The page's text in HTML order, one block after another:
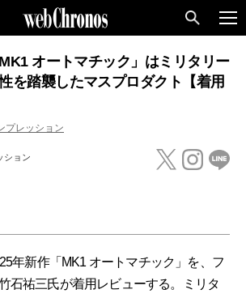
オートマチック」はミリタリー
を踏襲したマスプロダクト【着用
プレッション
ション
年新作「MK1 オートマチック」を、フ
石祐三氏が着用レビューする。ミリタ